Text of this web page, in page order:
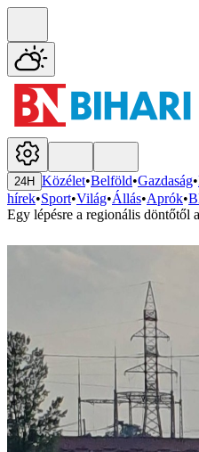
24H Közélet•Belföld•Gazdaság•
hírek•Sport•Világ•Állás•Aprók•
Egy lépésre a regionális döntőtől